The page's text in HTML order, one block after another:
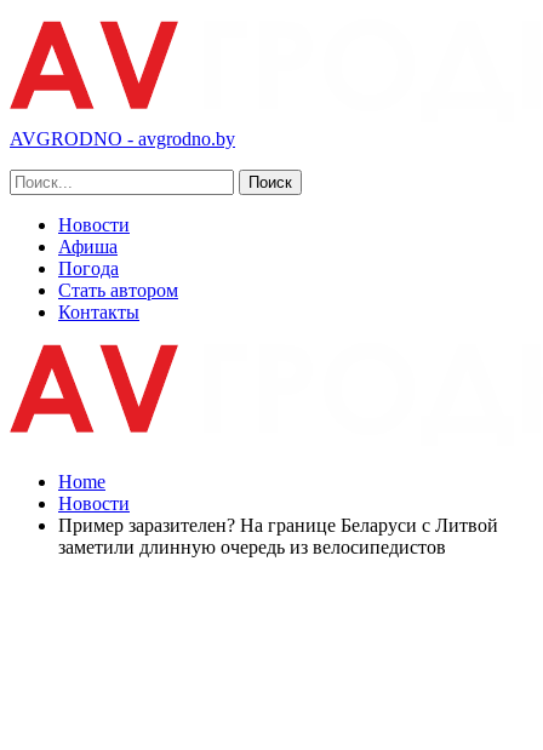
AVGRODNO - avgrodno.by
Новости
Афиша
Погода
Стать автором
Контакты
Home
Новости
Пример заразителен? На границе Беларуси с Литвой
заметили длинную очередь из велосипедистов